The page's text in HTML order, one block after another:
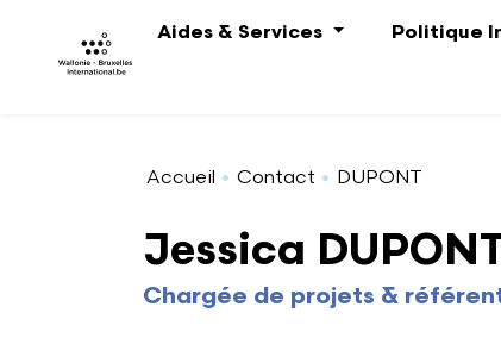
Aides & Services
Politique
Accueil Contact DUPONT
Jessica
Chargée de projets &